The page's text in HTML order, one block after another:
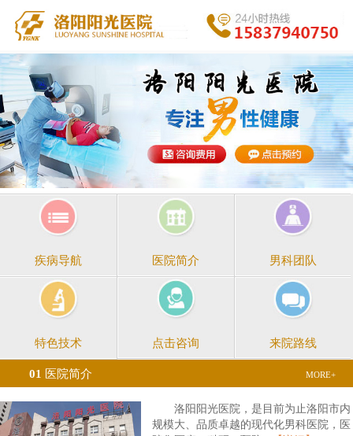
疾病导航 医院简介 男科团队
特色技术 点击咨询 来院路线
01 医院简介 MORE+
洛阳阳光医院，是目前为止洛阳市内
规模大、品质卓越的现代化男科医院，医